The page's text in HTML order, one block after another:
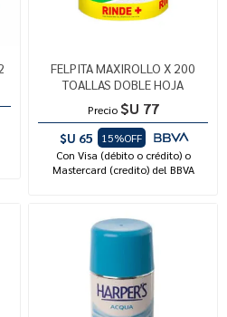
FELPITA MAXIROLLO X 200
TOALLAS DOBLE HOJA
Precio $U 77
$U 65
15%OFF
Con Visa (débito o crédito) o
Mastercard (credito) del BBVA